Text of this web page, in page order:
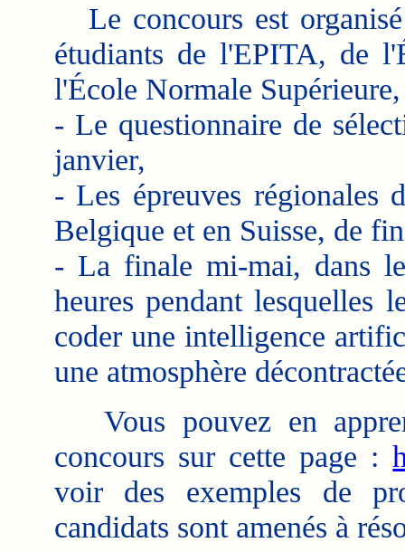
Le concours est
étudiants de l'EPITA, de
l'École Normale
- Le questionnaire de
janvier,
- Les épreuves régionales
Belgique et en Suisse, de
- La finale mi-mai, dans
heures pendant lesquelles
coder une intelligence
une atmosphère
Vous pouvez en
concours sur cette page :
voir des exemples de
candidats sont amenés à